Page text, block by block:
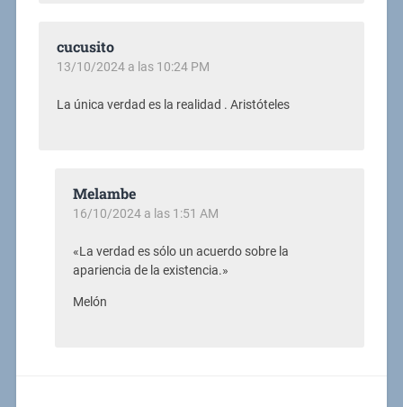
cucusito
13/10/2024 a las 10:24 PM
La única verdad es la realidad . Aristóteles
Melambe
16/10/2024 a las 1:51 AM
«La verdad es sólo un acuerdo sobre la
apariencia de la existencia.»
Melón